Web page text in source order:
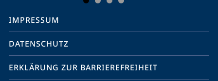
Social
Media
Kontakte
IMPRESSUM
DATENSCHUTZ
ERKLÄRUNG ZUR BARRIEREFREIHEIT